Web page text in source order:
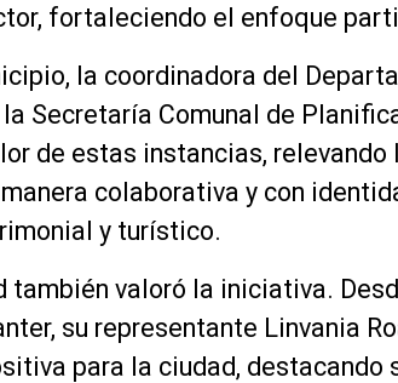
fortaleciendo el enfoque
la coordinadora del
Secretaría Comunal de
de estas instancias,
colaborativa y con
y turístico.
también valoró la iniciativa.
su representante Linvania
para la ciudad, destacando